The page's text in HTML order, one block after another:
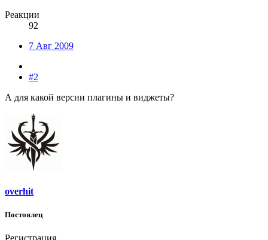
Реакции
92
7 Авг 2009
#2
А для какой версии плагины и виджеты?
overhit
Постоялец